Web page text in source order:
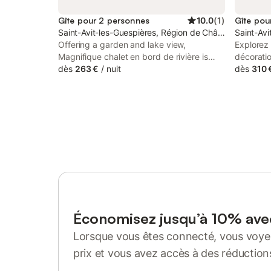
Gîte pour 2 personnes 10.0(1)
Saint-Avit-les-Guespières, Région de Châteaudun
Offering a garden and lake view,
Magnifique chalet en bord de rivière is
located in Saint-Avit-les-Guespières, 33
dès 263 € / nuit
Gîte
Saint-
offrant
accès à
l'éthanol
dès 310
Économisez jusqu’à 10%
Lorsque vous êtes connecté, vous
prix et vous avez accès à des